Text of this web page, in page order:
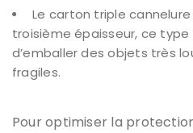
Le carton triple
troisième épaisseur, ce
d’emballer des objets très
fragiles.
Pour optimiser la